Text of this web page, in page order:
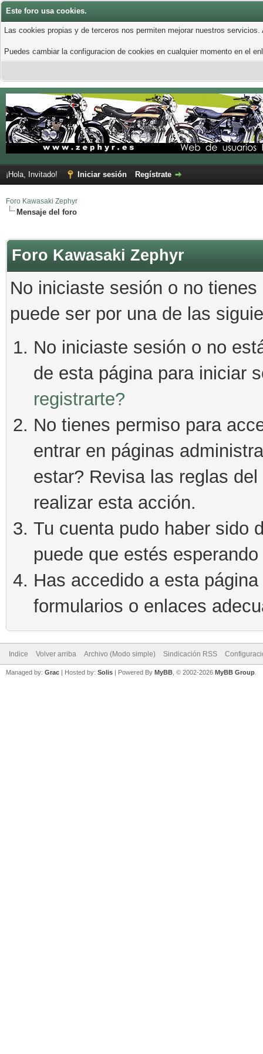
Este foro usa cookies.
Las cookies propias y de terceros nos permiten mejorar nuestros
Puedes cambiar la configuracion de cookies en cualquier momento en el
¡Hola, Invitado! Iniciar sesión Regístrate
Foro Kawasaki Zephyr
Mensaje del foro
Foro Kawasaki Zephyr
No iniciaste sesión o no
puede ser por una de las
No iniciaste sesión o no
de esta página para iniciar
registrarte?
No tienes permiso para
entrar en páginas
estar? Revisa las reglas
realizar esta acción.
Tu cuenta pudo haber sido
puede que estés
Has accedido a esta
formularios o enlaces
Indice Volver arriba Archivo (Modo simple) Sindicación RSS
Managed by: Grac | Hosted by: Solis | Powered By MyBB , © 2002-2026 MyBB Group